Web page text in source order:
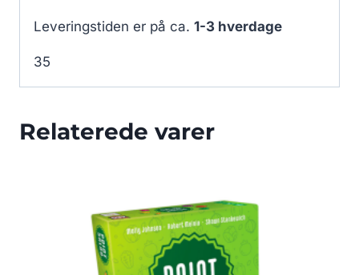
Leveringstiden er på ca. 1-3 hverdage
35
Relaterede varer